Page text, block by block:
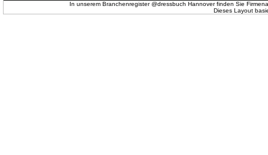
In unserem Branchenregister @dressbuch Hannover finden Sie
Dieses Layout